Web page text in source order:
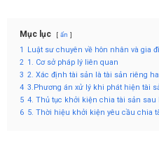
Mục lục ẩn
1
Luật sư chuyên về hôn nhân và gia
2 1. Cơ sở pháp lý liên quan
3 2. Xác định tài sản là tài sản riêng
4 3.Phương án xử lý khi phát hiện tài
5 4. Thủ tục khởi kiện chia tài sản sau
6 5. Thời hiệu khởi kiện yêu cầu chia